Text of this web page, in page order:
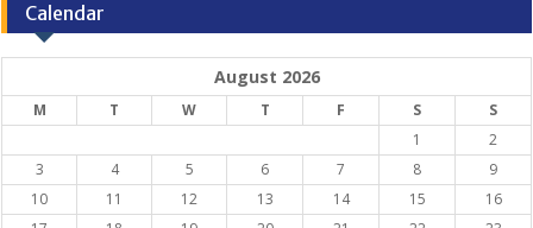
Calendar
August 2026
M T W T F S
S
1
2
3
4 5 6 7 8
9
10
11 12 13 14 15
16